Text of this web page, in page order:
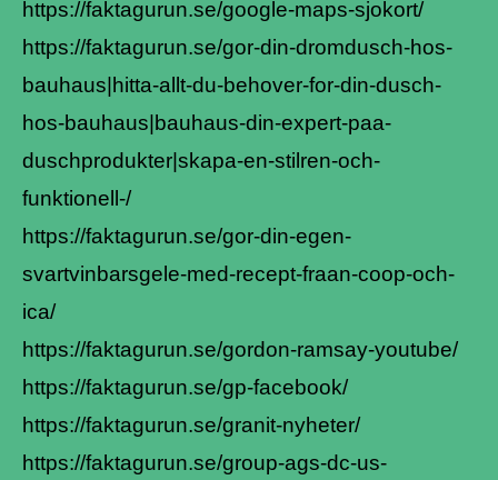
https://faktagurun.se/google-maps-sjokort/
https://faktagurun.se/gor-din-dromdusch-hos-
bauhaus|hitta-allt-du-behover-for-din-dusch-
hos-bauhaus|bauhaus-din-expert-paa-
duschprodukter|skapa-en-stilren-och-
funktionell-/
https://faktagurun.se/gor-din-egen-
svartvinbarsgele-med-recept-fraan-coop-och-
ica/
https://faktagurun.se/gordon-ramsay-youtube/
https://faktagurun.se/gp-facebook/
https://faktagurun.se/granit-nyheter/
https://faktagurun.se/group-ags-dc-us-